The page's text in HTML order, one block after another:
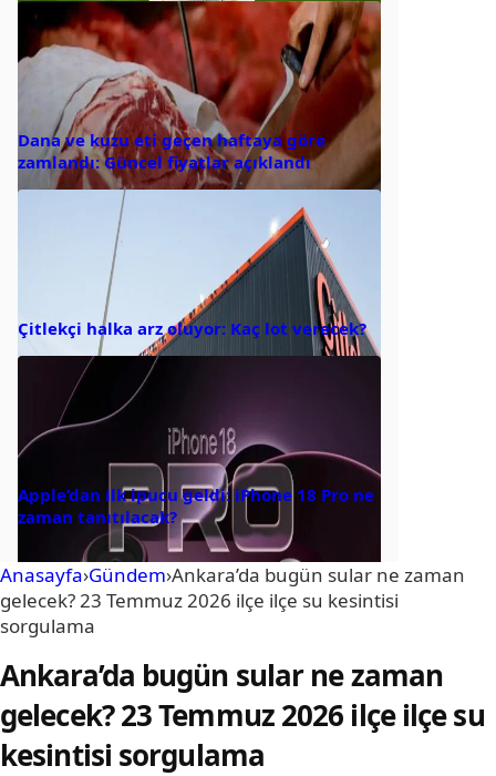
Dana ve kuzu eti geçen haftaya göre
zamlandı: Güncel fiyatlar açıklandı
Çitlekçi halka arz oluyor: Kaç lot verecek?
Apple’dan ilk ipucu geldi: iPhone 18 Pro ne
zaman tanıtılacak?
Anasayfa›Gündem›Ankara’da bugün sular ne zaman
gelecek? 23 Temmuz 2026 ilçe ilçe su kesintisi
sorgulama
Ankara’da bugün sular ne zaman
gelecek? 23 Temmuz 2026 ilçe ilçe su
kesintisi sorgulama